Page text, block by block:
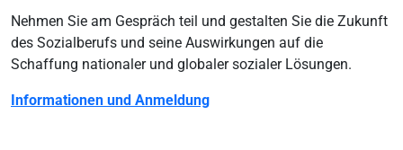
Nehmen Sie am Gespräch teil und gestalten Sie die Zukunft
des Sozialberufs und seine Auswirkungen auf die
Schaffung nationaler und globaler sozialer Lösungen.
Informationen und Anmeldung